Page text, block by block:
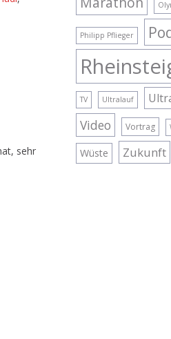
sehr
Philipp Pflieger
TV Ultralauf
Video Vortrag
Wüste Zukunft